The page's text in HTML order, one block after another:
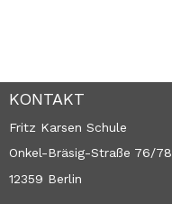
KONTAKT
Fritz Karsen Schule
Onkel-Bräsig-Straße 76/78
12359 Berlin